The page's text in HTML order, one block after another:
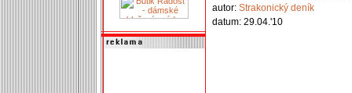
autor: Strakonický deník
datum: 29.04.'10